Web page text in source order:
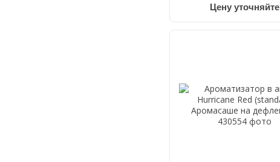
Цену уточняйте